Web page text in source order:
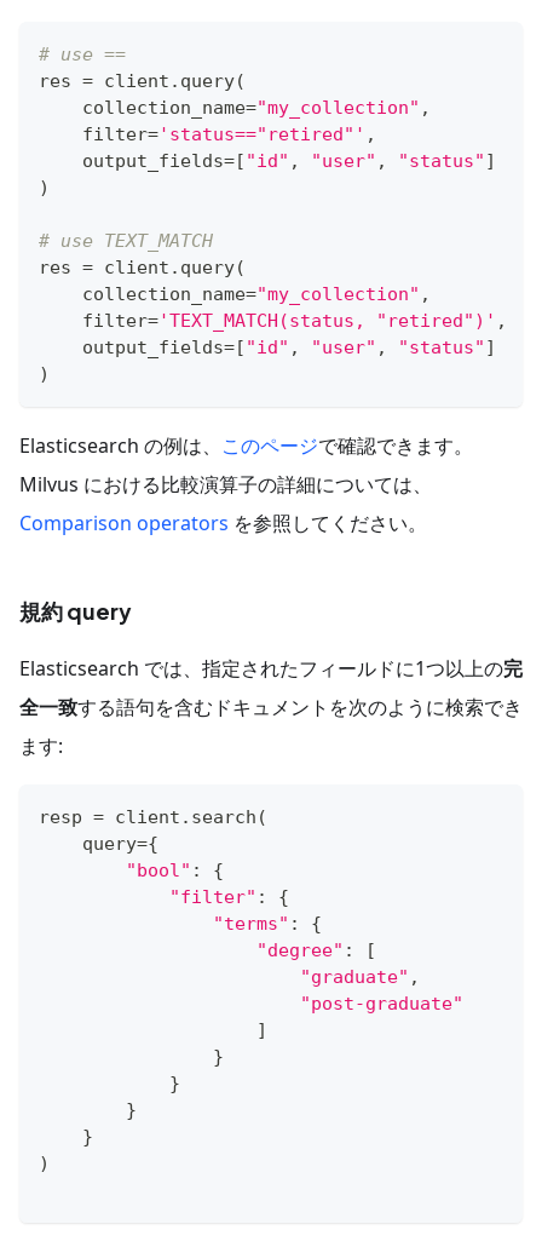
# use ==
res = client . query(
    collection_name
="my_collection" ,
filter='status=="retired"' ,
    output_fields
=[ "id" , "user" , "status" ]
)
# use TEXT_MATCH
res = client . query(
    collection_name
="my_collection" ,
filter='TEXT_MATCH(status, "retired")' ,
    output_fields
=[ "id" , "user" , "status" ]
)
Elasticsearch の例は、 このページで確認できます。
Milvus における比較演算子の詳細については、
Comparison operators を参照してください。
規約 query
Elasticsearch では、指定されたフィールドに1つ以上の完
全一致する語句を含むドキュメントを次のように検索でき
ます:
resp = client . search (
    query
={
"bool" :
{
"filter" :
{
"terms" :
{
"degree" :
[
"graduate" ,
"post-graduate"
]
}
}
}
}
)